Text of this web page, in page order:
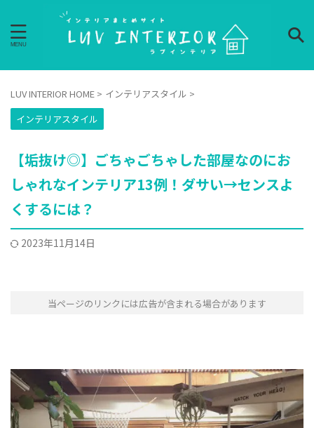
LUV INTERIOR HOME > インテリアスタイル >
インテリアスタイル
【垢抜け◎】ごちゃごちゃした部屋なのにお
しゃれなインテリア13例！ダサい→センスよ
くするには？
2023年11月14日
当ページのリンクには広告が含まれる場合があります